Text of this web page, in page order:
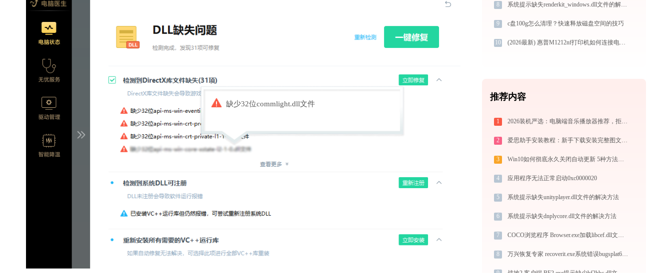
缺少32位commlight.dll文件
8 系统提示缺失renderkit_windows.dll文件的解决方法
9 c盘100g怎么清理？快速释放磁盘空间的技巧
10 (2026最新) 惠普M1212nf打印机如何连接电脑？-金山毒霸
推荐内容
1 2026装机严选：电脑端音乐播放器推荐，拒绝流氓捆绑，还原极致无损心流音质
2 爱思助手安装教程：新手下载安装完整图文指南
3 Win10如何彻底永久关闭自动更新 5种方法教你永久关闭win10自动更新
4 应用程序无法正常启动0xc0000020
5 系统提示缺失unityplayer.dll文件的解决方法
6 系统提示缺失dnplycore.dll文件的解决方法
7 COCO浏览程序 Browser.exe加载libcef.dll文件丢失处理办法
8 万兴恢复专家 recoverit.exe系统错误bugsplat64.dll丢失如何解决